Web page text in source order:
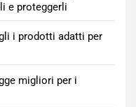
e proteggerli
i prodotti adatti per
migliori per i